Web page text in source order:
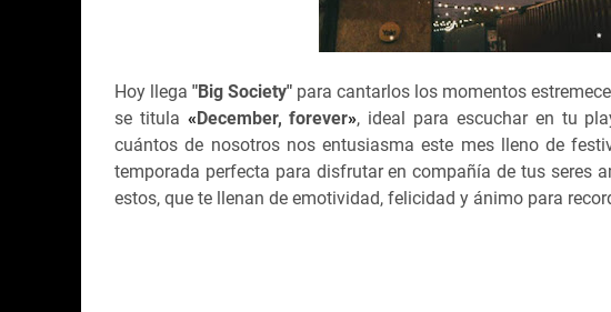
Hoy llega "Big Society" para cantarlos los momentos
se titula «December, forever», ideal para escuchar en tu
cuántos de nosotros nos entusiasma este mes lleno de
temporada perfecta para disfrutar en compañía de tus seres
estos, que te llenan de emotividad, felicidad y ánimo para